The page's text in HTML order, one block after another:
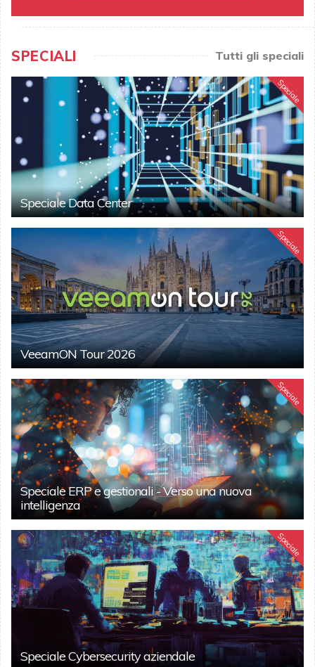
SPECIALI Tutti gli speciali
Speciale
Speciale Data Center
Speciale
VeeamON Tour 2026
Speciale
Speciale ERP e gestionali - Verso una nuova
intelligenza
Speciale
Speciale Cybersecurity aziendale